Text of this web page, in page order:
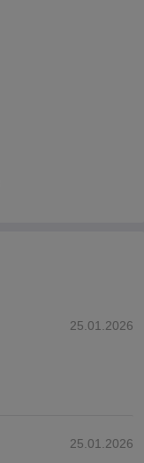
25.01.2026
25.01.2026